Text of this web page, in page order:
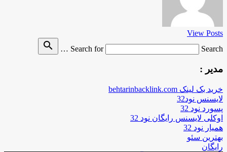
View Posts
Search for
Search …
search
مدیر :
خرید بک لینک behtarinbacklink.com
لایسنس نود32
پسورد نود 32
اوکلی لایسنس رایگان نود 32
همیار نود 32
بهترین سئو
رایگان